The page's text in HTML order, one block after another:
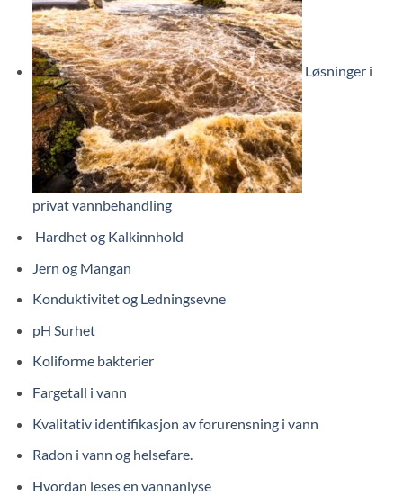
Løsninger i
privat vannbehandling
Hardhet og Kalkinnhold
Jern og Mangan
Konduktivitet og Ledningsevne
pH Surhet
Koliforme bakterier
Fargetall i vann
Kvalitativ identifikasjon av forurensning i vann
Radon i vann og helsefare.
Hvordan leses en vannanlyse